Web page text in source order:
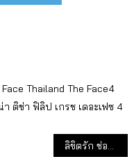
Thailand The Face4
า ติช่า ฟิลิป เกรช เดอะเฟซ 4
ลิขิตรัก ช่อง 3 ยังไม่สะเทือนช่อง7